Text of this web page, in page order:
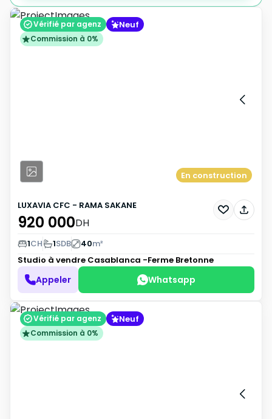
Vérifié par agenz Neuf
Commission à 0%
En construction
LUXAVIA CFC - RAMA SAKANE
920 000DH
1CH 1SDB 40m²
Studio à vendre Casablanca -Ferme Bretonne
Appeler Whatsapp
Vérifié par agenz Neuf
Commission à 0%